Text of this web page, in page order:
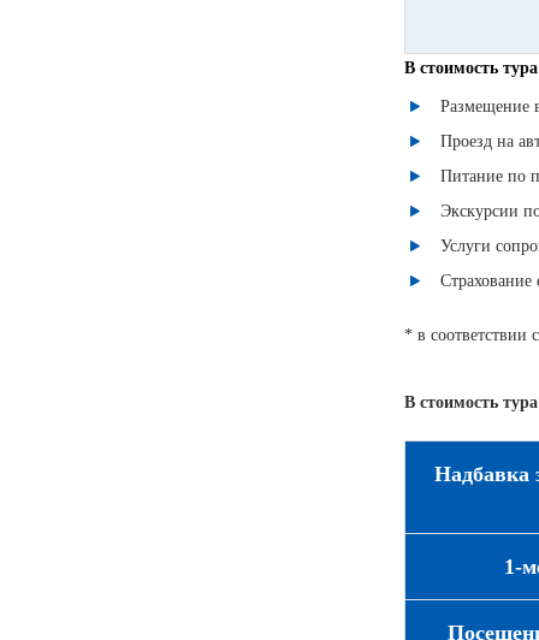
В стоимость
Размещение
Проезд на
Питание по
Экскурсии
Услуги
Страхование
* в соответствии
В стоимость
Надбавка
1-